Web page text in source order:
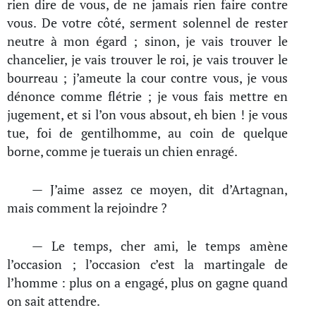
rien dire de vous, de ne jamais rien faire contre
vous. De votre côté, serment solennel de rester
neutre à mon égard ; sinon, je vais trouver le
chancelier, je vais trouver le roi, je vais trouver le
bourreau ; j’ameute la cour contre vous, je vous
dénonce comme flétrie ; je vous fais mettre en
jugement, et si l’on vous absout, eh bien ! je vous
tue, foi de gentilhomme, au coin de quelque
borne, comme je tuerais un chien enragé.
— J’aime assez ce moyen, dit d’Artagnan,
mais comment la rejoindre ?
— Le temps, cher ami, le temps amène
l’occasion ; l’occasion c’est la martingale de
l’homme : plus on a engagé, plus on gagne quand
on sait attendre.